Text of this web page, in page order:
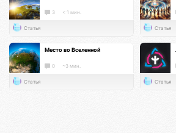
3 < 1 мин.
Статья Статья
Место во Вселенной
0 ~3 мин.
Статья Статья